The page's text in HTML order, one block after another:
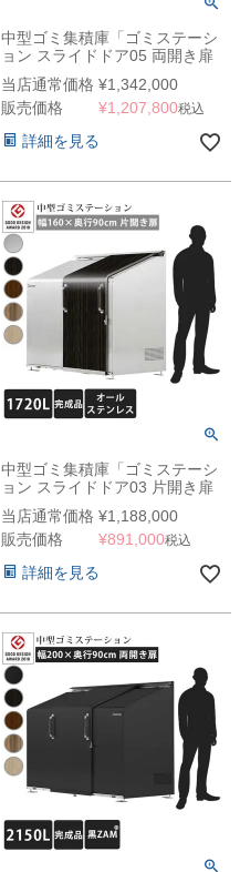
中型ゴミ集積庫「ゴミステーシ
ョン スライドドア05 両開き扉
ステンレス 2580L」 ※法人宛
配送限定（SN）
当店通常価格 ¥1,342,000
販売価格
¥1,207,800税込
詳細を見る
中型ゴミ集積庫「ゴミステーシ
ョン スライドドア03 片開き扉
ステンレス 1720L」 ※法人宛
配送限定（SN）
当店通常価格 ¥1,188,000
販売価格
¥891,000税込
詳細を見る